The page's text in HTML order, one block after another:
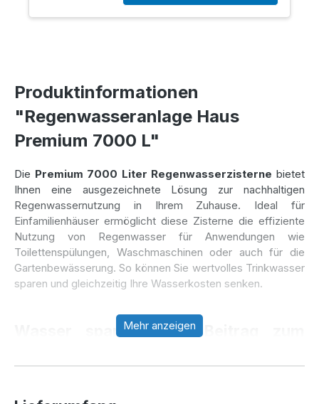
Produktinformationen
"Regenwasseranlage Haus
Premium 7000 L"
Die Premium 7000 Liter Regenwasserzisterne bietet
Ihnen eine ausgezeichnete Lösung zur nachhaltigen
Regenwassernutzung in Ihrem Zuhause. Ideal für
Einfamilienhäuser ermöglicht diese Zisterne die effiziente
Nutzung von Regenwasser für Anwendungen wie
Toilettenspülungen, Waschmaschinen oder auch für die
Gartenbewässerung. So können Sie wertvolles Trinkwasser
sparen und gleichzeitig Ihre Wasserkosten senken.
Wasser sparen – Ihr Beitrag zum
Mehr anzeigen